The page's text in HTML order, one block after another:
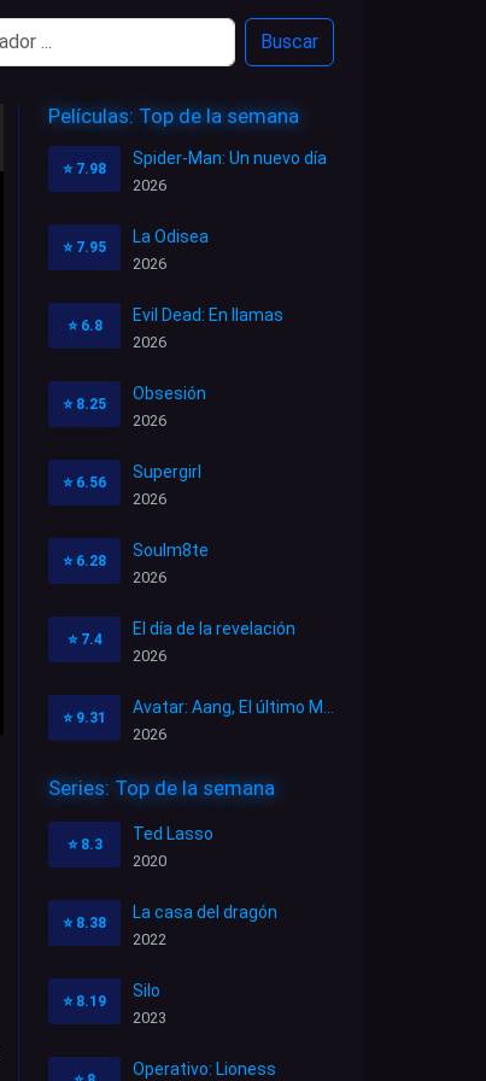
Buscar
Películas: Top de la semana
⭐ 7.98
Spider-Man: Un nuevo día
2026
⭐ 7.95
La Odisea
2026
⭐ 6.8
Evil Dead: En llamas
2026
⭐ 8.25
Obsesión
2026
⭐ 6.56
Supergirl
2026
⭐ 6.28
Soulm8te
2026
⭐ 7.4
El día de la revelación
2026
⭐ 9.31
2026
Series: Top de la semana
⭐ 8.3
Ted Lasso
2020
⭐ 8.38
La casa del dragón
2022
⭐ 8.19
Silo
2023
Operativo: Lioness